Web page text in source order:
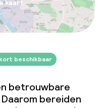
kaart
beschikbaar
betrouwbare
bereiden